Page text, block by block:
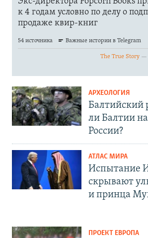
АРХЕОЛОГИЯ
Балтийский
ли Балтии
России?
АТЛАС МИРА
Испытание
скрывают
и принца
ПРОЕКТ ЕВРОПА